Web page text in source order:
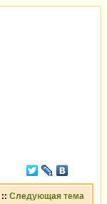
:: Следующая тема